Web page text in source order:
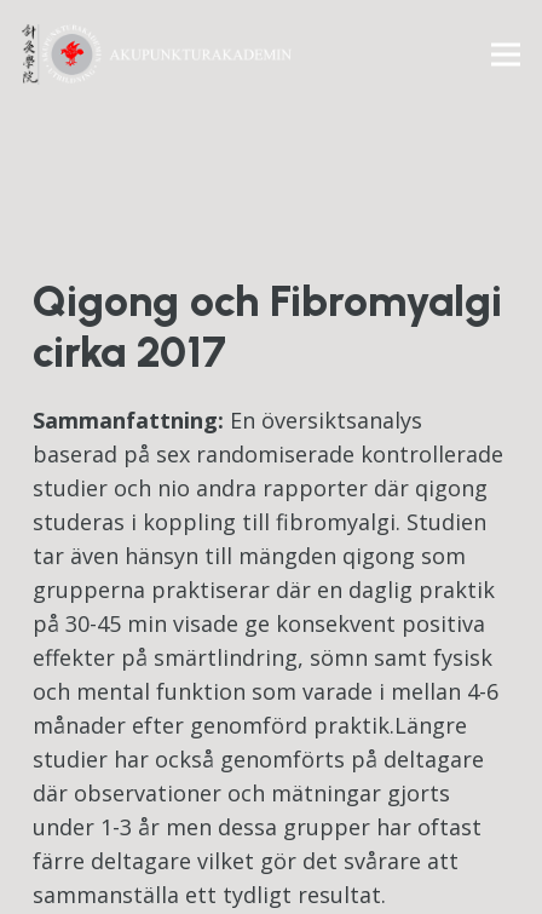
Qigong och Fibromyalgi
cirka 2017
Sammanfattning: En översiktsanalys
baserad på sex randomiserade kontrollerade
studier och nio andra rapporter där qigong
studeras i koppling till fibromyalgi. Studien
tar även hänsyn till mängden qigong som
grupperna praktiserar där en daglig praktik
på 30-45 min visade ge konsekvent positiva
effekter på smärtlindring, sömn samt fysisk
och mental funktion som varade i mellan 4-6
månader efter genomförd praktik.Längre
studier har också genomförts på deltagare
där observationer och mätningar gjorts
under 1-3 år men dessa grupper har oftast
färre deltagare vilket gör det svårare att
sammanställa ett tydligt resultat.